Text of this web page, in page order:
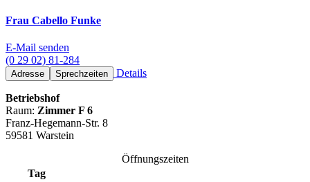
Frau Cabello Funke
E-Mail senden
(0 29 02) 81-284
Adresse Sprechzeiten Details
Betriebshof
Raum: Zimmer F 6
Franz-Hegemann-Str. 8
59581 Warstein
Öffnungszeiten
Tag